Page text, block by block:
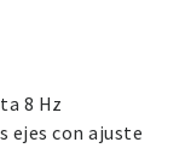
8 Hz
ejes con ajuste